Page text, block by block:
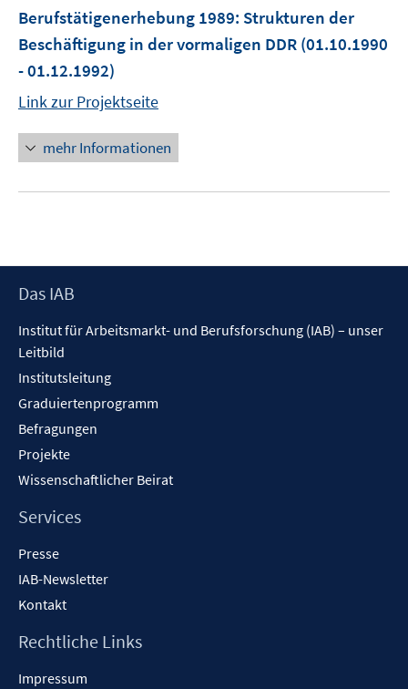
Berufstätigenerhebung 1989: Strukturen der
Beschäftigung in der vormaligen DDR (01.10.1990
- 01.12.1992)
Link zur Projektseite
mehr Informationen
Footer
Das IAB
Institut für Arbeitsmarkt- und Berufsforschung (IAB) – unser
Leitbild
Institutsleitung
Graduiertenprogramm
Befragungen
Projekte
Wissenschaftlicher Beirat
Services
Presse
IAB-Newsletter
Kontakt
Rechtliche Links
Impressum